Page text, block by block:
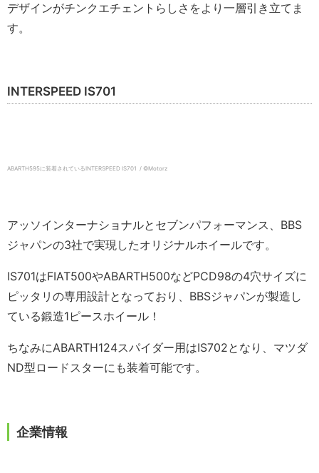
デザインがチンクエチェントらしさをより一層引き立てま
す。
INTERSPEED IS701
ABARTH595に装着されているINTERSPEED IS701 / ©️Motorz
アッソインターナショナルとセブンパフォーマンス、BBS
ジャパンの3社で実現したオリジナルホイールです。
IS701はFIAT500やABARTH500などPCD98の4穴サイズに
ピッタリの専用設計となっており、BBSジャパンが製造し
ている鍛造1ピースホイール！
ちなみにABARTH124スパイダー用はIS702となり、マツダ
ND型ロードスターにも装着可能です。
企業情報